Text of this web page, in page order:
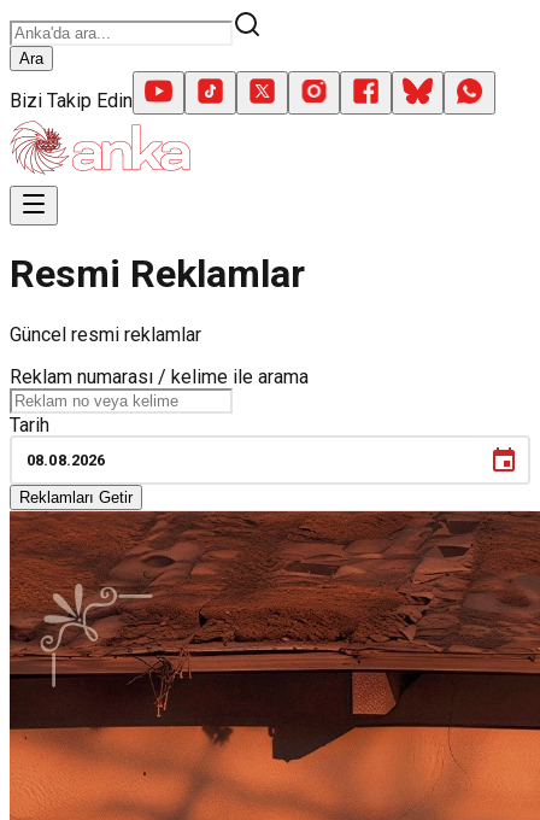
Ara
Bizi Takip Edin
Resmi Reklamlar
Güncel resmi reklamlar
Reklam numarası / kelime ile arama
Tarih
08.08.2026
Reklamları Getir